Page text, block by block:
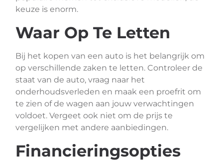
keuze is enorm.
Waar Op Te Letten
Bij het kopen van een auto is het belangrijk om
op verschillende zaken te letten. Controleer de
staat van de auto, vraag naar het
onderhoudsverleden en maak een proefrit om
te zien of de wagen aan jouw verwachtingen
voldoet. Vergeet ook niet om de prijs te
vergelijken met andere aanbiedingen.
Financieringsopties